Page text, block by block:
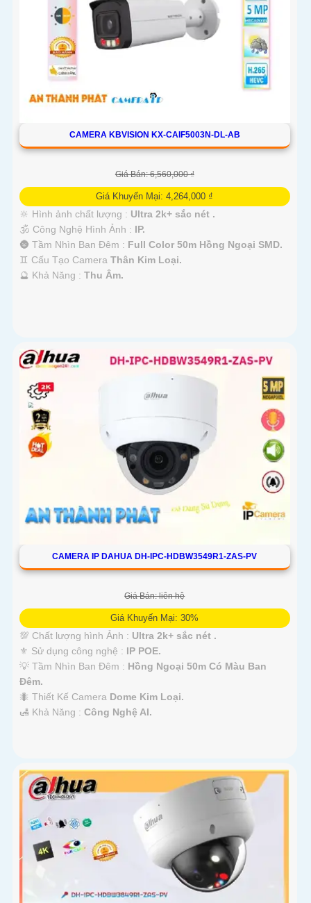
CAMERA KBVISION KX-CAIF5003N-DL-AB
Giá Bán: 6,560,000 ₫
Giá Khuyến Mại: 4,264,000 ₫
🔆 Hình ảnh chất lượng : Ultra 2k+ sắc nét .
🕉️ Công Nghệ Hình Ảnh : IP.
🌚 Tầm Nhìn Ban Đêm : Full Color 50m Hồng Ngoại SMD.
♊ Cấu Tạo Camera Thân Kim Loại.
️🔮 Khả Năng : Thu Âm.
CAMERA IP DAHUA DH-IPC-HDBW3549R1-ZAS-PV
Giá Bán: liên hệ
Giá Khuyến Mại: 30%
💯 Chất lượng hình Ảnh : Ultra 2k+ sắc nét .
⚜️ Sử dụng công nghệ : IP POE.
💡 Tầm Nhìn Ban Đêm : Hồng Ngoại 50m Có Màu Ban
Đêm.
🐜 Thiết Kế Camera Dome Kim Loại.
️🛃 Khả Năng : Công Nghệ AI.